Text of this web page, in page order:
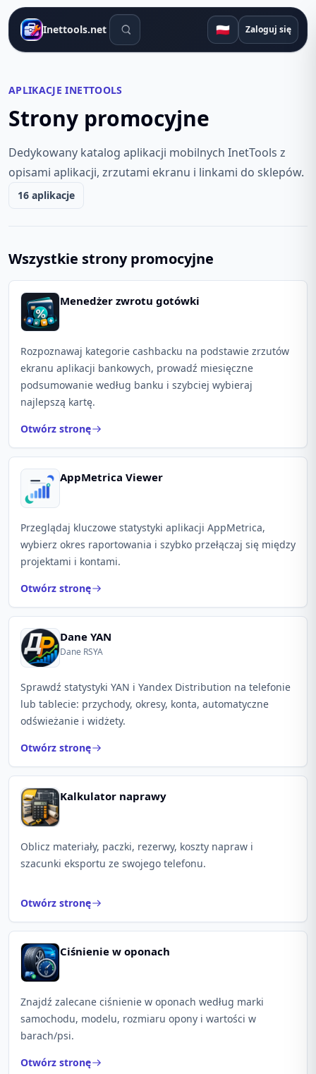
Inettools.net Narzędzia wyszukiwania
🇵🇱 Zaloguj się
APLIKACJE INETTOOLS
Strony promocyjne
Dedykowany katalog aplikacji mobilnych InetTools z
opisami aplikacji, zrzutami ekranu i linkami do sklepów.
16 aplikacje
Wszystkie strony promocyjne
Menedżer zwrotu gotówki
Rozpoznawaj kategorie cashbacku na podstawie zrzutów
ekranu aplikacji bankowych, prowadź miesięczne
podsumowanie według banku i szybciej wybieraj
najlepszą kartę.
Otwórz stronę
AppMetrica Viewer
Przeglądaj kluczowe statystyki aplikacji AppMetrica,
wybierz okres raportowania i szybko przełączaj się między
projektami i kontami.
Otwórz stronę
Dane YAN
Dane RSYA
Sprawdź statystyki YAN i Yandex Distribution na telefonie
lub tablecie: przychody, okresy, konta, automatyczne
odświeżanie i widżety.
Otwórz stronę
Kalkulator naprawy
Oblicz materiały, paczki, rezerwy, koszty napraw i
szacunki eksportu ze swojego telefonu.
Otwórz stronę
Ciśnienie w oponach
Znajdź zalecane ciśnienie w oponach według marki
samochodu, modelu, rozmiaru opony i wartości w
barach/psi.
Otwórz stronę